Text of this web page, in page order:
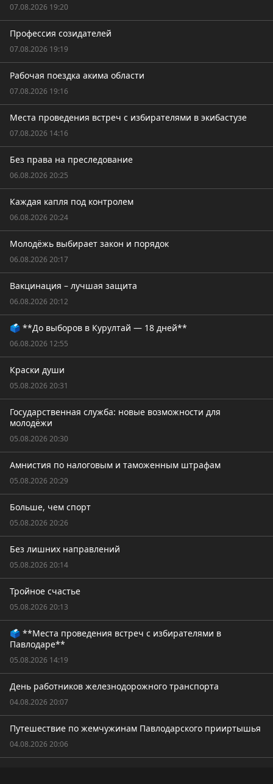
07.08.2026 19:20
Профессия созидателей
07.08.2026 19:19
Рабочая поездка акима области
07.08.2026 19:16
Места проведения встреч с избирателями в экибастузе
07.08.2026 14:16
Без права на преследование
06.08.2026 20:25
Каждая капля под контролем
06.08.2026 20:24
Молодёжь выбирает закон и порядок
06.08.2026 20:17
Вакцинация – лучшая защита
06.08.2026 20:12
🗳️ **До выборов в Курултай — 18 дней**
06.08.2026 12:55
Краски души
05.08.2026 20:31
Государственная служба: новые возможности для
молодёжи
05.08.2026 20:30
Амнистия по налоговым и таможенным штрафам
05.08.2026 20:29
Больше, чем спорт
05.08.2026 20:26
Без лишних направлений
05.08.2026 20:14
Тройное счастье
05.08.2026 20:13
🗳️ **Места проведения встреч с избирателями в
Павлодаре**
05.08.2026 14:19
День работников железнодорожного транспорта
04.08.2026 20:07
Путешествие по жемчужинам Павлодарского прииртышья
04.08.2026 20:06